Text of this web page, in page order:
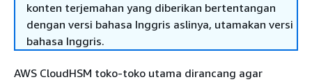
konten terjemahan yang diberikan bertentangan
dengan versi bahasa Inggris aslinya, utamakan versi
bahasa Inggris.
AWS CloudHSM toko-toko utama dirancang agar